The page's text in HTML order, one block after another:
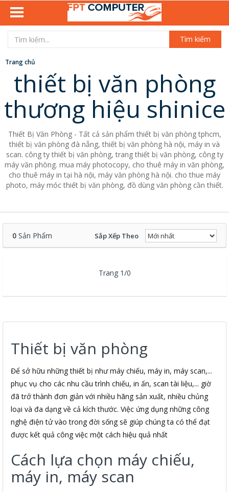
Tìm kiếm
Trang chủ
thiết bị văn phòng
thương hiệu shinice
Thiết Bị Văn Phòng - Tất cả sản phẩm thiết bị văn phòng tphcm,
thiết bị văn phòng đà nẵng, thiết bị văn phòng hà nội, máy in và
scan. công ty thiết bị văn phòng, trang thiết bị văn phòng, công ty
máy văn phòng. mua máy photocopy, cho thuê máy in văn phòng,
cho thuê máy in tại hà nội, máy văn phòng hà nội. cho thue máy
photo, máy móc thiết bị văn phòng, đồ dùng văn phòng cần thiết.
0 Sản Phẩm Sắp Xếp Theo
Trang 1/0
Thiết bị văn phòng
Để sở hữu những thiết bị như máy chiếu, máy in, máy scan,...
phục vụ cho các nhu cầu trình chiếu, in ấn, scan tài liệu,... giờ
đã trở thành đơn giản với nhiều hãng sản xuất, nhiều chủng
loại và đa dạng về cả kích thước. Việc ứng dụng những công
nghệ điện tử vào trong đời sống sẽ giúp chúng ta có thể đạt
được kết quả công việc một cách hiệu quả nhất
Cách lựa chọn máy chiếu,
máy in, máy scan